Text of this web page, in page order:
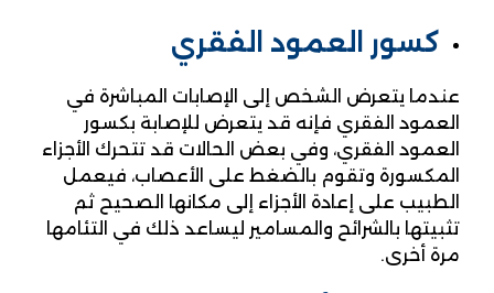
كسور العمود الفقري
عندما يتعرض الشخص إلى الإصابات المباشرة في
العمود الفقري فإنه قد يتعرض للإصابة بكسور
العمود الفقري، وفي بعض الحالات قد تتحرك الأجزاء
المكسورة وتقوم بالضغط على الأعصاب، فيعمل
الطبيب على إعادة الأجزاء إلى مكانها الصحيح ثم
تثبيتها بالشرائح والمسامير ليساعد ذلك في التئامها
مرة أخرى.